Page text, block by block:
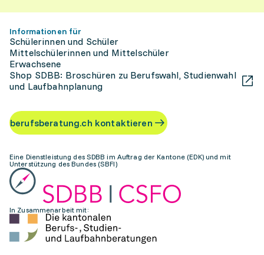
Informationen für
Schülerinnen und Schüler
Mittelschülerinnen und Mittelschüler
Erwachsene
Shop SDBB: Broschüren zu Berufswahl, Studienwahl
und Laufbahnplanung
berufsberatung.ch kontaktieren
Eine Dienstleistung des SDBB im Auftrag der Kantone (EDK) und mit
Unterstützung des Bundes (SBFI)
In Zusammenarbeit mit: